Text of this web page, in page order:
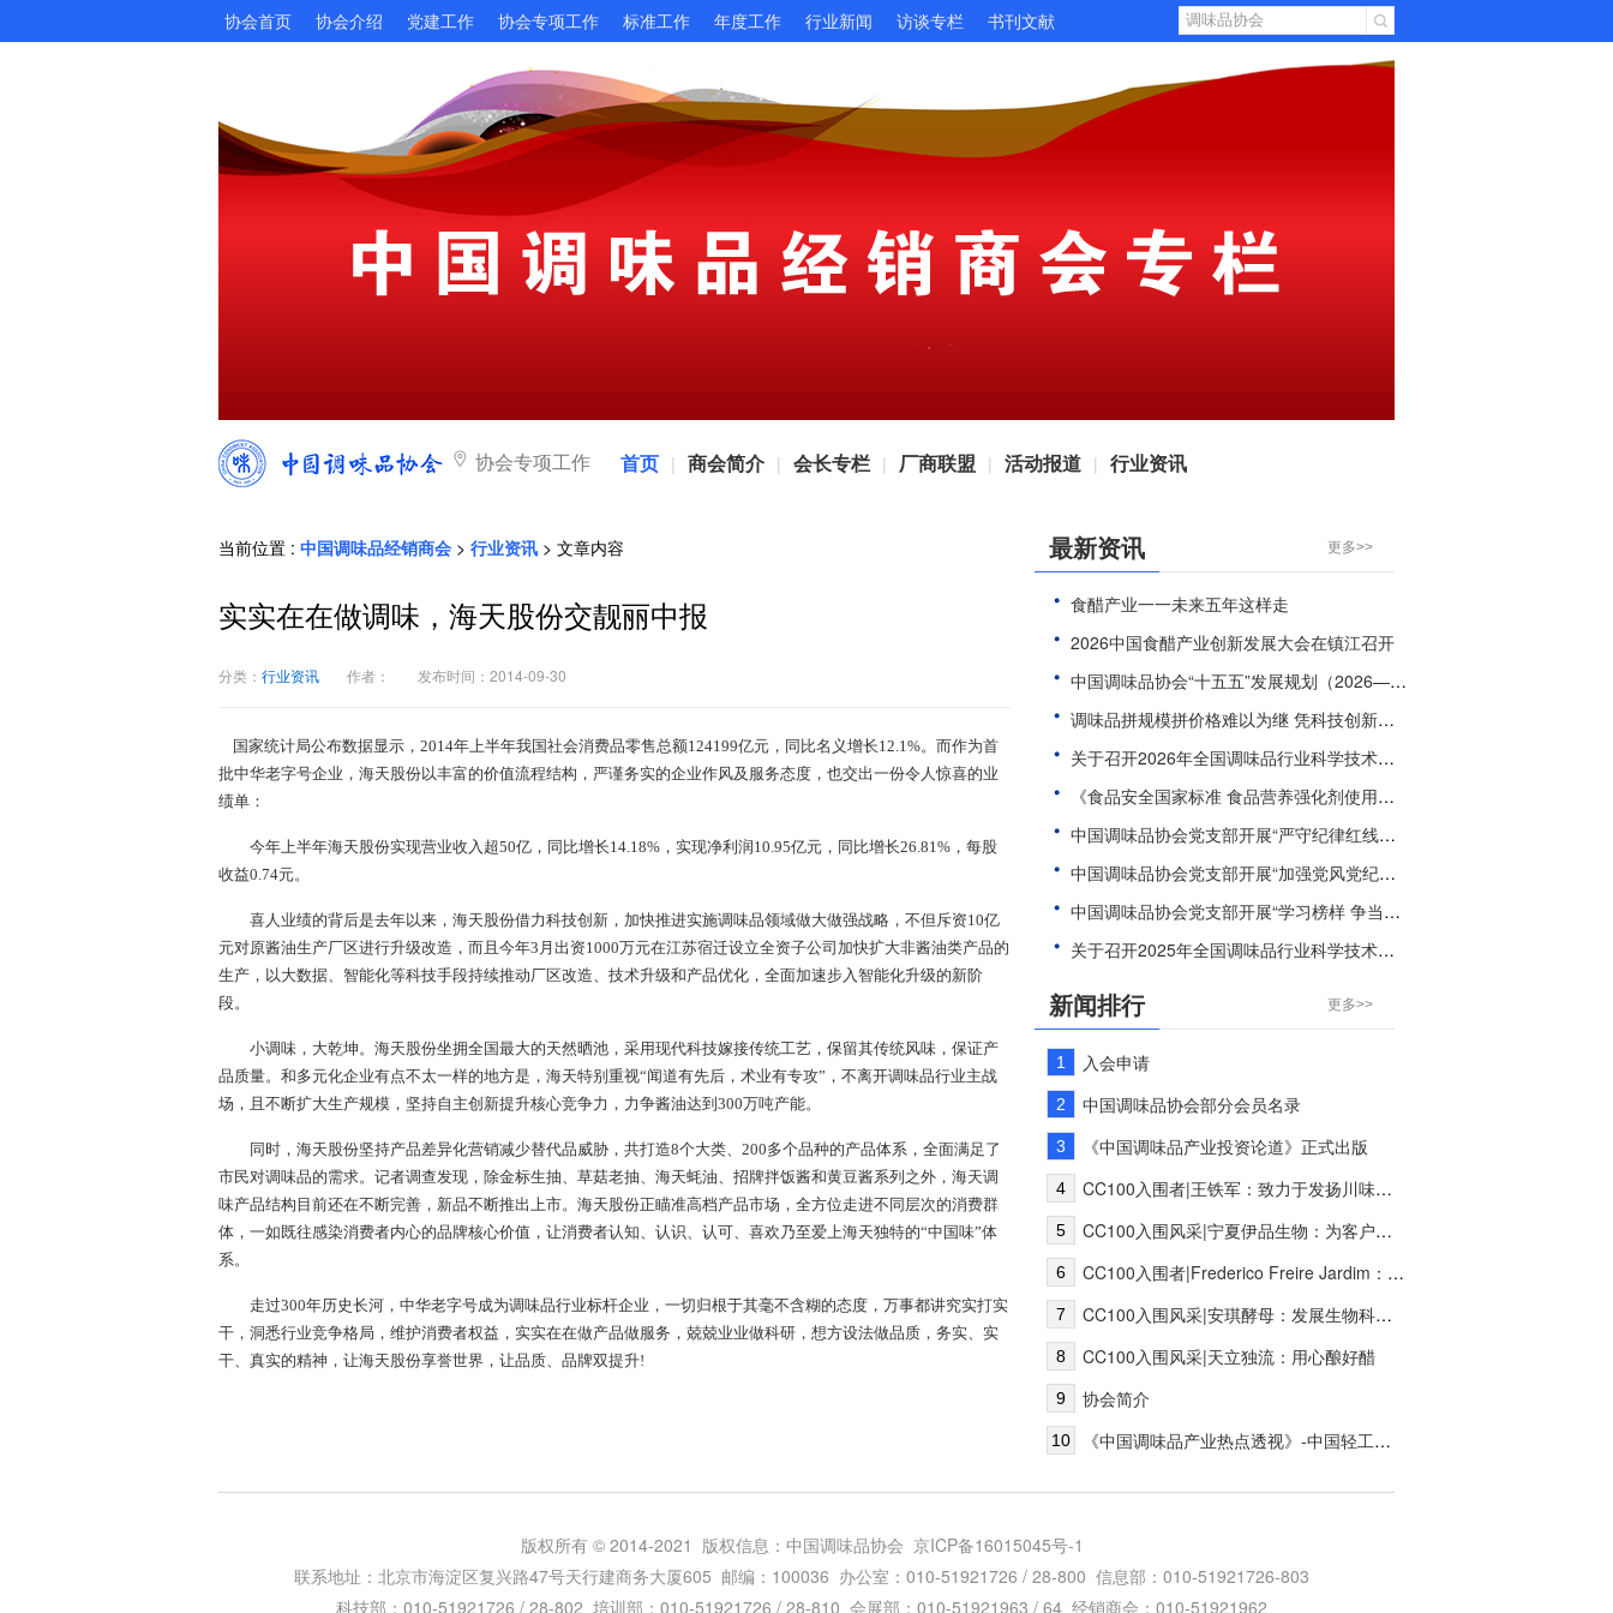
协会首页 协会介绍 党建工作 协会专项工作 标准工作 年度工作 行业新闻 访谈专栏 书刊文献
协会专项工作 首页 | 商会简介 | 会长专栏 | 厂商联盟 | 活动报道 | 行业资讯
当前位置 : 中国调味品经销商会 > 行业资讯 > 文章内容
实实在在做调味，海天股份交靓丽中报
分类： 行业资讯 作者： 发布时间：2014-09-30
国家统计局公布数据显示，2014年上半年我国社会消费品零售总额124199亿元，同比名义增长12.1%。而作为首
批中华老字号企业，海天股份以丰富的价值流程结构，严谨务实的企业作风及服务态度，也交出一份令人惊喜的业
绩单：
今年上半年海天股份实现营业收入超50亿，同比增长14.18%，实现净利润10.95亿元，同比增长26.81%，每股
收益0.74元。
喜人业绩的背后是去年以来，海天股份借力科技创新，加快推进实施调味品领域做大做强战略，不但斥资10亿
元对原酱油生产厂区进行升级改造，而且今年3月出资1000万元在江苏宿迁设立全资子公司加快扩大非酱油类产品的
生产，以大数据、智能化等科技手段持续推动厂区改造、技术升级和产品优化，全面加速步入智能化升级的新阶
段。
小调味，大乾坤。海天股份坐拥全国最大的天然晒池，采用现代科技嫁接传统工艺，保留其传统风味，保证产
品质量。和多元化企业有点不太一样的地方是，海天特别重视“闻道有先后，术业有专攻”，不离开调味品行业主战
场，且不断扩大生产规模，坚持自主创新提升核心竞争力，力争酱油达到300万吨产能。
同时，海天股份坚持产品差异化营销减少替代品威胁，共打造8个大类、200多个品种的产品体系，全面满足了
市民对调味品的需求。记者调查发现，除金标生抽、草菇老抽、海天蚝油、招牌拌饭酱和黄豆酱系列之外，海天调
味产品结构目前还在不断完善，新品不断推出上市。海天股份正瞄准高档产品市场，全方位走进不同层次的消费群
体，一如既往感染消费者内心的品牌核心价值，让消费者认知、认识、认可、喜欢乃至爱上海天独特的“中国味”体
系。
走过300年历史长河，中华老字号成为调味品行业标杆企业，一切归根于其毫不含糊的态度，万事都讲究实打实
干，洞悉行业竞争格局，维护消费者权益，实实在在做产品做服务，兢兢业业做科研，想方设法做品质，务实、实
干、真实的精神，让海天股份享誉世界，让品质、品牌双提升!
更多>>
最新资讯
食醋产业一一未来五年这样走
2026中国食醋产业创新发展大会在镇江召开
中国调味品协会“十五五”发展规划（2026—2030年）
调味品拼规模拼价格难以为继 凭科技创新破“内卷”，守烟火本味树个性
关于召开2026年全国调味品行业科学技术交流大会的通知
《食品安全国家标准 食品营养强化剂使用标准》等30项食品安全国家标准正在征求意见
中国调味品协会党支部开展“严守纪律红线，弘扬清风正气”主题党日活动
中国调味品协会党支部开展“加强党风党纪教育”主题党课活动
中国调味品协会党支部开展“学习榜样 争当先进”主题党日活动
关于召开2025年全国调味品行业科学技术交流大会的通知
更多>>
新闻排行
1 入会申请
2 中国调味品协会部分会员名录
3 《中国调味品产业投资论道》正式出版
4 CC100入围者|王铁军：致力于发扬川味文化“新川味.潮出味”，打造新希望调味品产业生态链
5 CC100入围风采|宁夏伊品生物：为客户创造价值，提供多种组合的食品营养成分解决方案服务
6 CC100入围者|Frederico Freire Jardim：让全球更多消费者快乐
7 CC100入围风采|安琪酵母：发展生物科技，创新健康生活
8 CC100入围风采|天立独流：用心酿好醋
9 协会简介
10 《中国调味品产业热点透视》-中国轻工业出版社
版权所有 © 2014-2021 版权信息：中国调味品协会 京ICP备16015045号-1
联系地址：北京市海淀区复兴路47号天行建商务大厦605 邮编：100036 办公室：010-51921726 / 28-800 信息部：010-51921726-803
科技部：010-51921726 / 28-802 培训部：010-51921726 / 28-810 会展部：010-51921963 / 64 经销商会：010-51921962